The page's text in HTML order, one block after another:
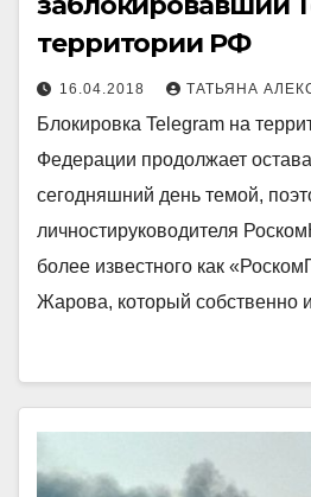
территории РФ
16.04.2018 ТАТЬЯНА
Блокировка Telegram на
Федерации продолжает
сегодняшний день темой,
личностируководителя
более известного как
Жарова, который собственно